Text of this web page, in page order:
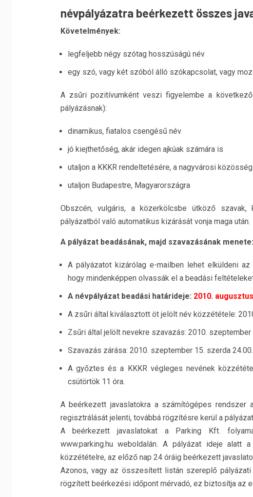
névpályázatra beérkezett összes
Követelmények:
legfeljebb négy szótag hosszúságú név
egy szó, vagy két szóból álló szókapcsolat, vagy
A zsűri pozitívumként veszi figyelembe a
pályázásnak):
dinamikus, fiatalos csengésű név
jó kiejthetőség, akár idegen ajkúak számára is
utaljon a KKKR rendeltetésére, a nagyvárosi
utaljon Budapestre, Magyarországra
Obszcén, vulgáris, a közerkölcsbe ütköző
pályázatból való automatikus kizárását vonja maga után.
A pályázat beadásának, majd szavazásának menete:
A pályázatot kizárólag e-mailben lehet elküldeni
hogy mindenképpen olvassák el a beadási
A névpályázat beadási határideje: 2010.
A zsűri által kiválasztott öt jelölt név közzététele:
Zsűri által jelölt nevekre szavazás: 2010.
Szavazás zárása: 2010. szeptember 15. szerda 24.00.
A győztes és a KKKR végleges nevének
csütörtök 11 óra.
A beérkezett javaslatokra a számítógépes rendszer
regisztrálását jelenti, továbbá rögzítésre kerül a
A beérkezett javaslatokat a Parking Kft.
www.parking.hu weboldalán. A pályázat ideje
közzétételre, az előző nap 24 óráig beérkezett
Azonos, vagy az összesített listán szereplő
rögzített beérkezési időpont mérvadó, ez biztosítja az